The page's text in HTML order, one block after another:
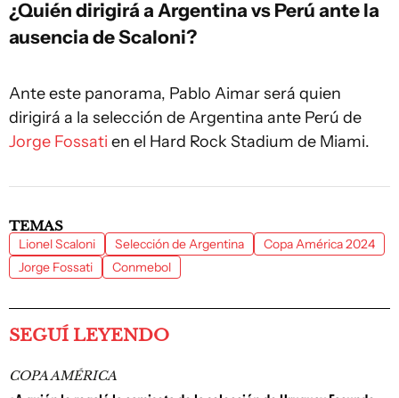
¿Quién dirigirá a Argentina vs Perú ante la
ausencia de Scaloni?
Ante este panorama, Pablo Aimar será quien
dirigirá a la selección de Argentina ante Perú de
Jorge Fossati en el Hard Rock Stadium de Miami.
TEMAS
Lionel Scaloni Selección de Argentina
Copa América 2024
Jorge Fossati
Conmebol
SEGUÍ LEYENDO
COPA AMÉRICA